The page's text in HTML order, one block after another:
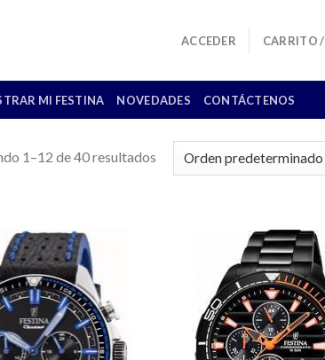
ACCEDER CARRITO /
MI FESTINA NOVEDADES CONTÁCTENOS
1–12 de 40 resultados